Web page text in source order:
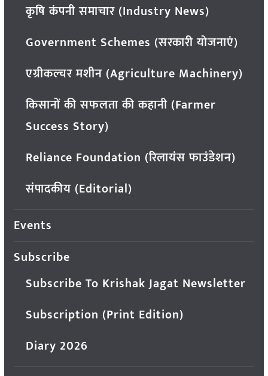
कृषि कंपनी समाचार (Industry News)
Government Schemes (सरकारी योजनाएं)
एग्रीकल्चर मशीन (Agriculture Machinery)
किसानों की सफलता की कहानी (Farmer
Success Story)
Reliance Foundation (रिलायंस फाउंडेशन)
संपादकीय (Editorial)
Events
Subscribe
Subscribe To Krishak Jagat Newsletter
Subscription (Print Edition)
Diary 2026